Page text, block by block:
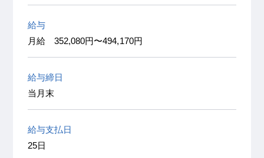
給与
月給 352,080円〜494,170円
給与締日
当月末
給与支払日
25日